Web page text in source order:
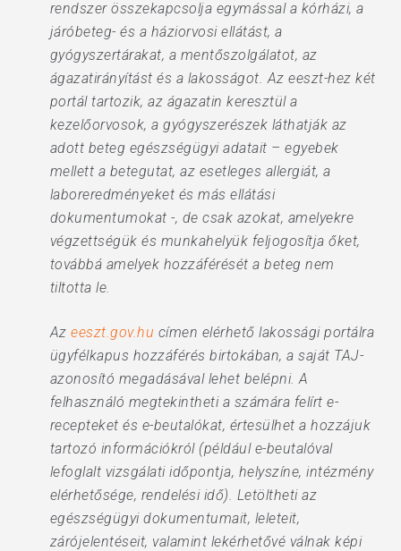
rendszer összekapcsolja egymással a kórházi, a
járóbeteg- és a háziorvosi ellátást, a
gyógyszertárakat, a mentőszolgálatot, az
ágazatirányítást és a lakosságot. Az eeszt-hez két
portál tartozik, az ágazatin keresztül a
kezelőorvosok, a gyógyszerészek láthatják az
adott beteg egészségügyi adatait – egyebek
mellett a betegutat, az esetleges allergiát, a
laboreredményeket és más ellátási
dokumentumokat -, de csak azokat, amelyekre
végzettségük és munkahelyük feljogosítja őket,
továbbá amelyek hozzáférését a beteg nem
tiltotta le.
Azeeszt.gov.hu címen elérhető lakossági portálra
ügyfélkapus hozzáférés birtokában, a saját TAJ-
azonosító megadásával lehet belépni. A
felhasználó megtekintheti a számára felírt e-
recepteket és e-beutalókat, értesülhet a hozzájuk
tartozó információkról (például e-beutalóval
lefoglalt vizsgálati időpontja, helyszíne, intézmény
elérhetősége, rendelési idő). Letöltheti az
egészségügyi dokumentumait, leleteit,
zárójelentéseit, valamint lekérhetővé válnak képi